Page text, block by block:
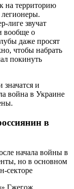
на территорию
лиге звучат
вообще о
даже просят
чтобы набрать
покинуть
и
война в Украине
в